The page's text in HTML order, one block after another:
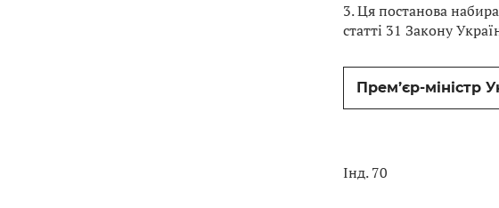
3. Ця постанова
статті 31 Закону
Прем’єр-міністр
Інд. 70